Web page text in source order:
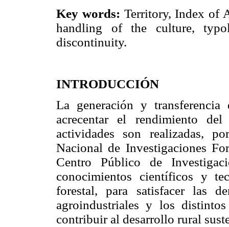
Key words: Territory, Index of
handling of the culture,
discontinuity.
INTRODUCCIÓN
La generación y
acrecentar el rendimiento
actividades son realizadas,
Nacional de Investigaciones
Centro Público de
conocimientos científicos y
forestal, para satisfacer las
agroindustriales y los
contribuir al desarrollo rural